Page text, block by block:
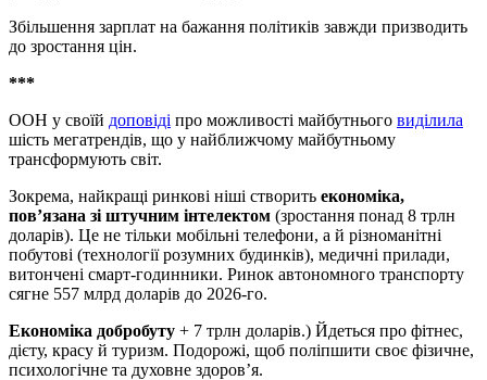
Збільшення зарплат на бажання політиків завжди призводить
до зростання цін.
***
ООН у своїй доповіді про можливості майбутнього виділила
шість мегатрендів, що у найближчому майбутньому
трансформують світ.
Зокрема, найкращі ринкові ніші створить економіка,
пов’язана зі штучним інтелектом (зростання понад 8 трлн
доларів). Це не тільки мобільні телефони, а й різноманітні
побутові (технології розумних будинків), медичні прилади,
витончені смарт-годинники. Ринок автономного транспорту
сягне 557 млрд доларів до 2026-го.
Економіка добробуту + 7 трлн доларів.) Йдеться про фітнес,
дієту, красу й туризм. Подорожі, щоб поліпшити своє фізичне,
психологічне та духовне здоров’я.